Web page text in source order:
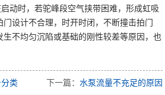
动时，若驼峰段空气挟带困难，形成虹吸
设计不合理，时开时闭，不断撞击拍门
生不均匀沉陷或基础的刚性较差等原因，也
类 下一篇： 水泵流量不充足的原因